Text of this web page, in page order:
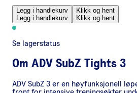
Legg i handlekurv
Legg i handlekurv
Klikk og hent
Klikk og hent
Se lagerstatus
Om ADV SubZ Tights 3
ADV SubZ 3 er en høyfunksjonell